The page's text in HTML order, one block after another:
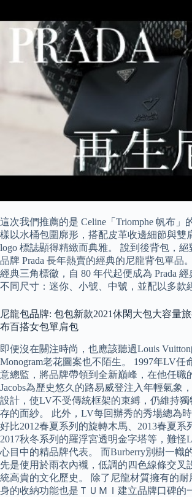
這次我們推薦的是 Celine「Triomphe 帆布」
樣以水桶包圍廓形，搭配皮革收邊細節與雙
logo 標誌顯得精緻而典雅。 說到後背包，
品牌 Prada 長年熱賣的經典的尼龍背包單品
經典三角標徽，自 80 年代起便成為 Prada
不同尺寸：迷你、小號、中號，並配以多款
尼龍包品牌: 包包新款2021休閑大包大容量
布百搭女包單肩包
即便沒在關注時尚，也應該聽過Louis
Monogram老花圖案也不陌生。 1997年LV任
意總監，將品牌帶領到全新巔峰，在他任職
Jacobs為歷史悠久的路易威登注入年輕氣象
設計，使LV不受傳統框架的束縛，仍維持
存的面紗。 此外，LV每回辦秀的秀場總為
好比2012春夏系列的旋轉木馬、2013春夏系
2017秋冬系列的羅浮宮透明金字塔等，難怪
心目中的精品牌代表。 而Burberry別樹一幟
先是使用於雨衣內襯，低調的四色線條交叉
統高貴的文化歷史。 除了尼龍材質擁有的
身的收納功能也是ＴＵＭＩ建立品牌口碑的